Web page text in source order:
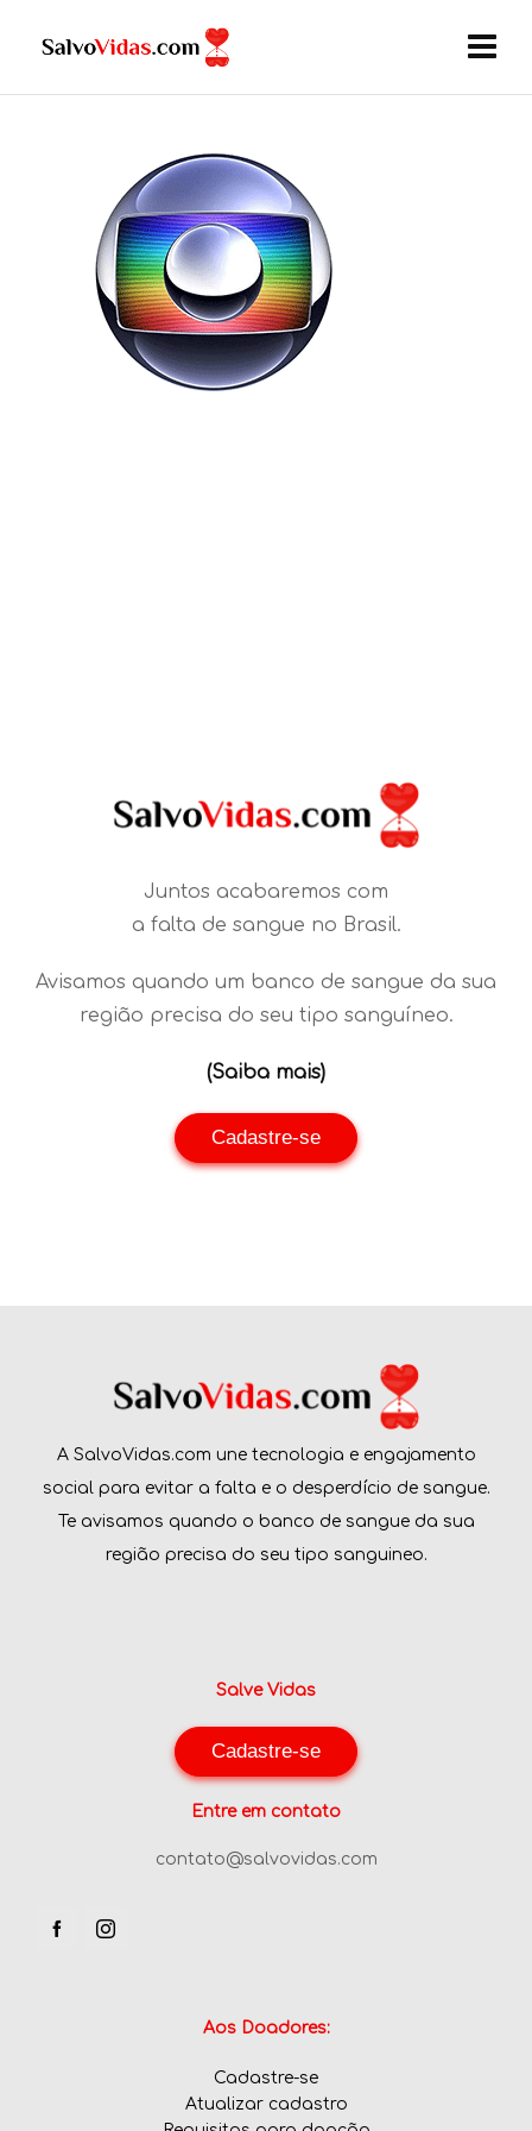
Juntos acabaremos com
a falta de sangue no Brasil.
Avisamos quando um banco de sangue da sua
região precisa do seu tipo sanguíneo.
(Saiba mais)
Cadastre-se
A SalvoVidas.com une tecnologia e engajamento
social para evitar a falta e o desperdício de sangue.
Te avisamos quando o banco de sangue da sua
região precisa do seu tipo sanguineo.
Salve Vidas
Cadastre-se
Entre em contato
contato@salvovidas.com
Aos Doadores:
Cadastre-se
Atualizar cadastro